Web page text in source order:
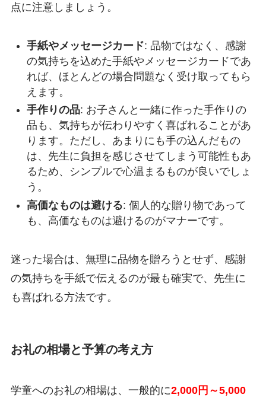
点に注意しましょう。
手紙やメッセージカード: 品物ではなく、感謝
の気持ちを込めた手紙やメッセージカードであ
れば、ほとんどの場合問題なく受け取ってもら
えます。
手作りの品: お子さんと一緒に作った手作りの
品も、気持ちが伝わりやすく喜ばれることがあ
ります。ただし、あまりにも手の込んだもの
は、先生に負担を感じさせてしまう可能性もあ
るため、シンプルで心温まるものが良いでしょ
う。
高価なものは避ける: 個人的な贈り物であって
も、高価なものは避けるのがマナーです。
迷った場合は、無理に品物を贈ろうとせず、感謝
の気持ちを手紙で伝えるのが最も確実で、先生に
も喜ばれる方法です。
お礼の相場と予算の考え方
学童へのお礼の相場は、一般的に2,000円～5,000